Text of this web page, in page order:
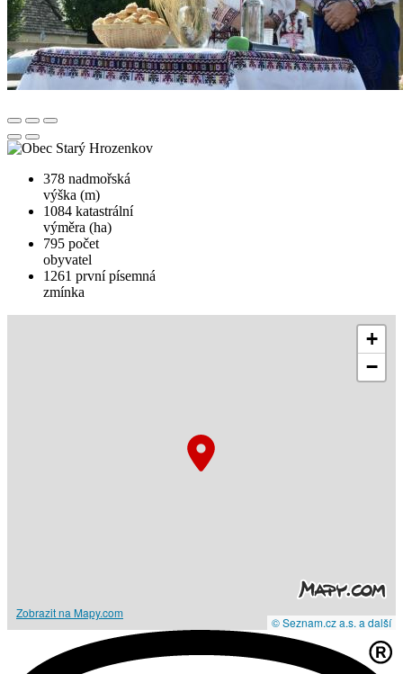
378 nadmořská
výška (m)
1084 katastrální
výměra (ha)
795 počet
obyvatel
1261 první písemná
zmínka
+
−
Zobrazit na Mapy.com
© Seznam.cz a.s. a další